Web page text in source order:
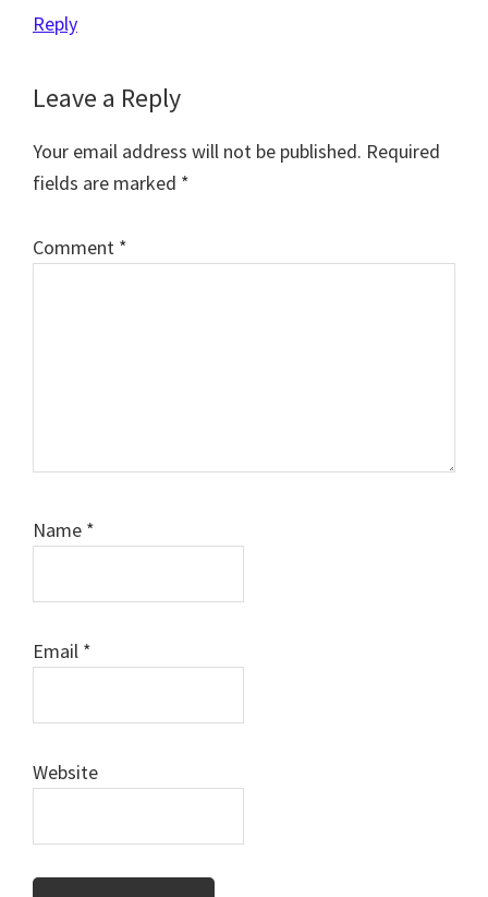
Reply
Leave a Reply
Your email address will not be published. Required
fields are marked *
Comment *
Name *
Email *
Website